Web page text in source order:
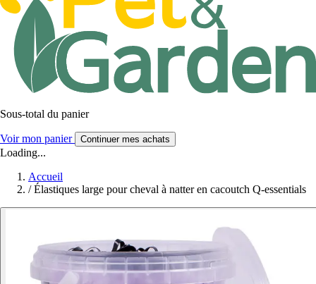
Sous-total du panier
Voir mon panier Continuer mes achats
Loading...
Accueil
/ Élastiques large pour cheval à natter en cacoutch Q-essentials